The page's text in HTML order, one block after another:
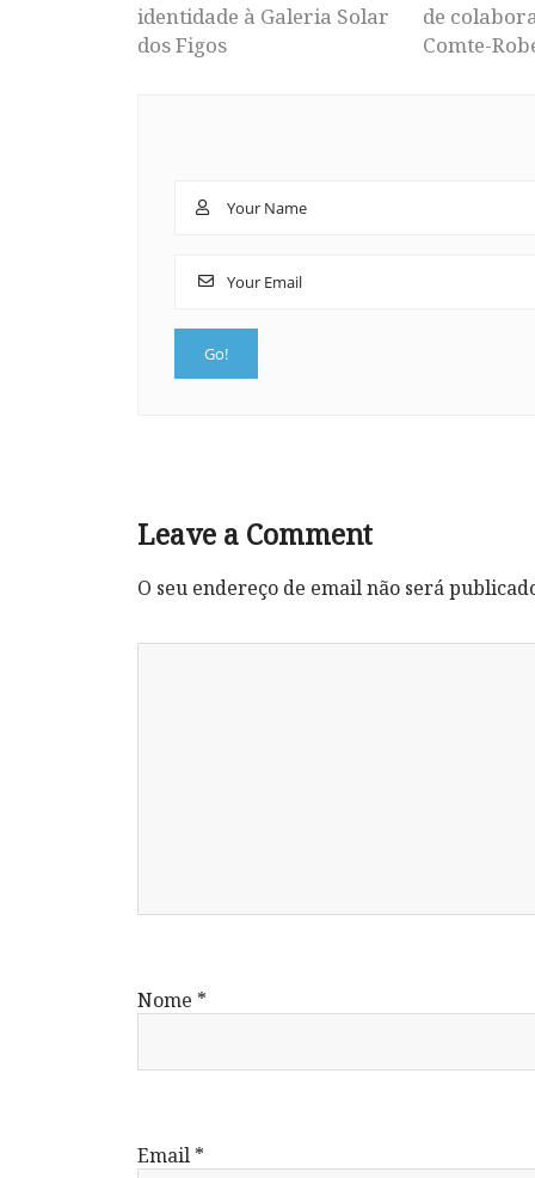
identidade à Galeria Solar
dos Figos
de
Comte-
Leave a Comment
O seu endereço de email não será
Nome *
Email *